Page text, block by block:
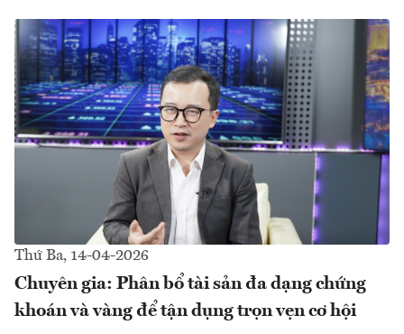
Thứ Ba, 14-04-2026
Chuyên gia: Phân bổ tài sản đa dạng chứng
khoán và vàng để tận dụng trọn vẹn cơ hội